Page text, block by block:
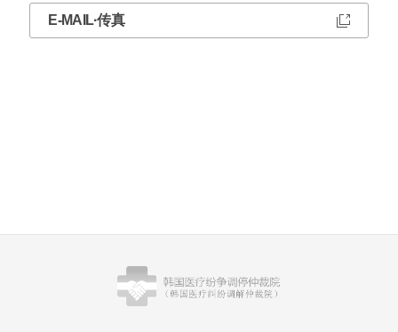
E-MAIL·传真